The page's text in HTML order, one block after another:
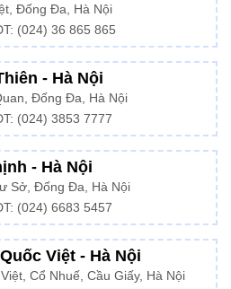
Đống Đa, Hà Nội
(024) 36 865 865
- Hà Nội
Đống Đa, Hà Nội
(024) 3853 7777
- Hà Nội
Sở, Đống Đa, Hà Nội
(024) 6683 5457
Việt - Hà Nội
Cổ Nhuế, Cầu Giấy, Hà Nội